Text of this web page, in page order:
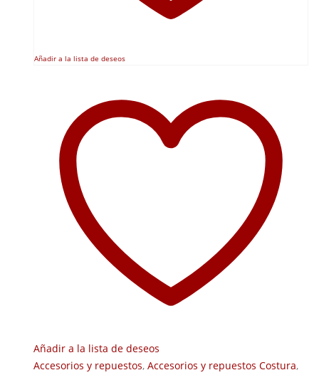
Añadir a la lista de deseos
Añadir a la lista de deseos
Accesorios y repuestos, Accesorios y repuestos Costura,